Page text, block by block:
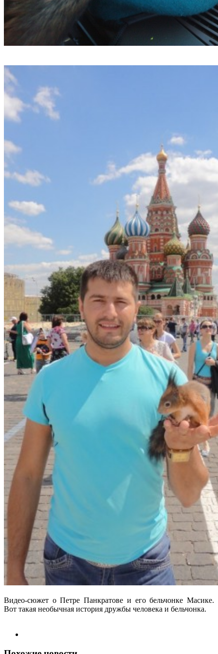
Видео-сюжет о Петре Панкратове и его бельчонке Масике.
Вот такая необычная история дружбы человека и бельчонка.